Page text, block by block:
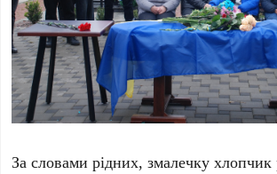
За словами рідних, змалечку хлопчик